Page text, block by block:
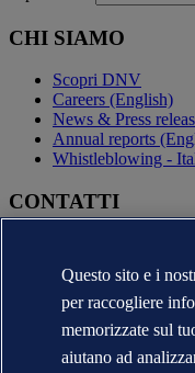
CHI SIAMO
Scopri DNV
Careers (English)
News & Press
Annual reports
Whistleblowing -
CONTATTI
Contatti per la
Segnalazioni e
Cambio Ragione
indirizzo posta
Veracity (English)
Questo sito e i
per raccogliere
memorizzate sul
aiutano ad